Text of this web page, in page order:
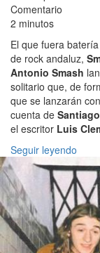
Comentario
2 minutos
El que fuera
de rock andaluz,
Antonio Smash
solitario que, de
que se lanzarán
cuenta de
el escritor Luis
Seguir leyendo